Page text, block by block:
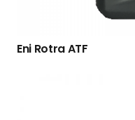
Eni Rotra ATF